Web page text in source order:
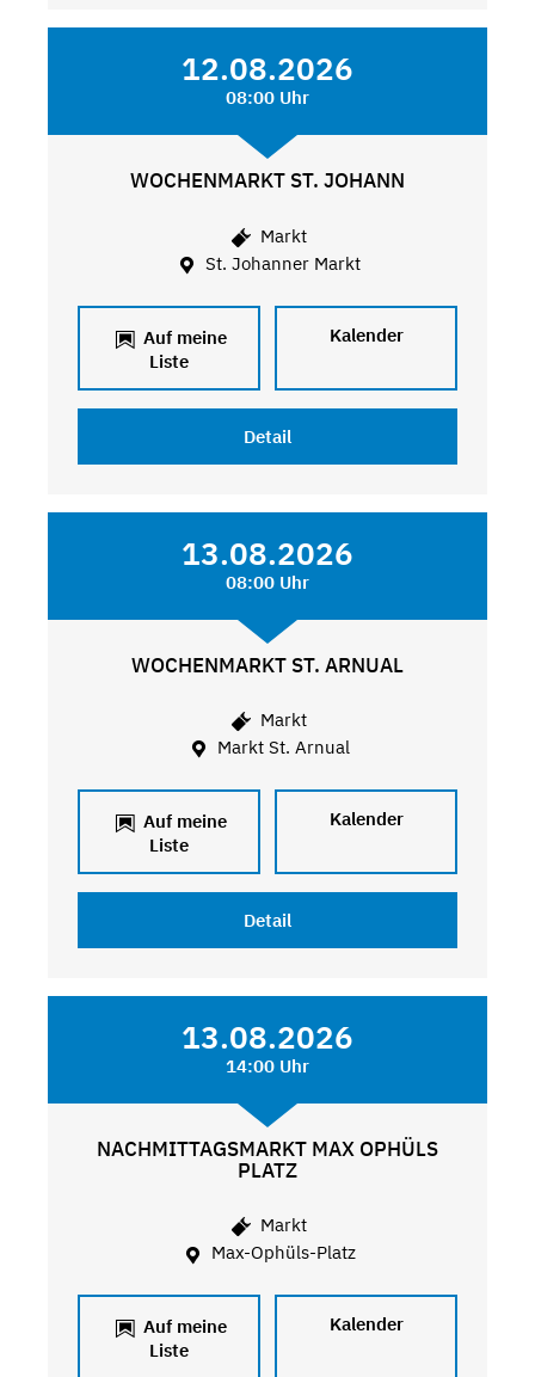
12.08.2026
08:00 Uhr
WOCHENMARKT ST. JOHANN
Markt
St. Johanner Markt
Auf meine
Liste
Kalender
Detail
13.08.2026
08:00 Uhr
WOCHENMARKT ST. ARNUAL
Markt
Markt St. Arnual
Auf meine
Liste
Kalender
Detail
13.08.2026
14:00 Uhr
NACHMITTAGSMARKT MAX OPHÜLS
PLATZ
Markt
Max-Ophüls-Platz
Auf meine
Liste
Kalender